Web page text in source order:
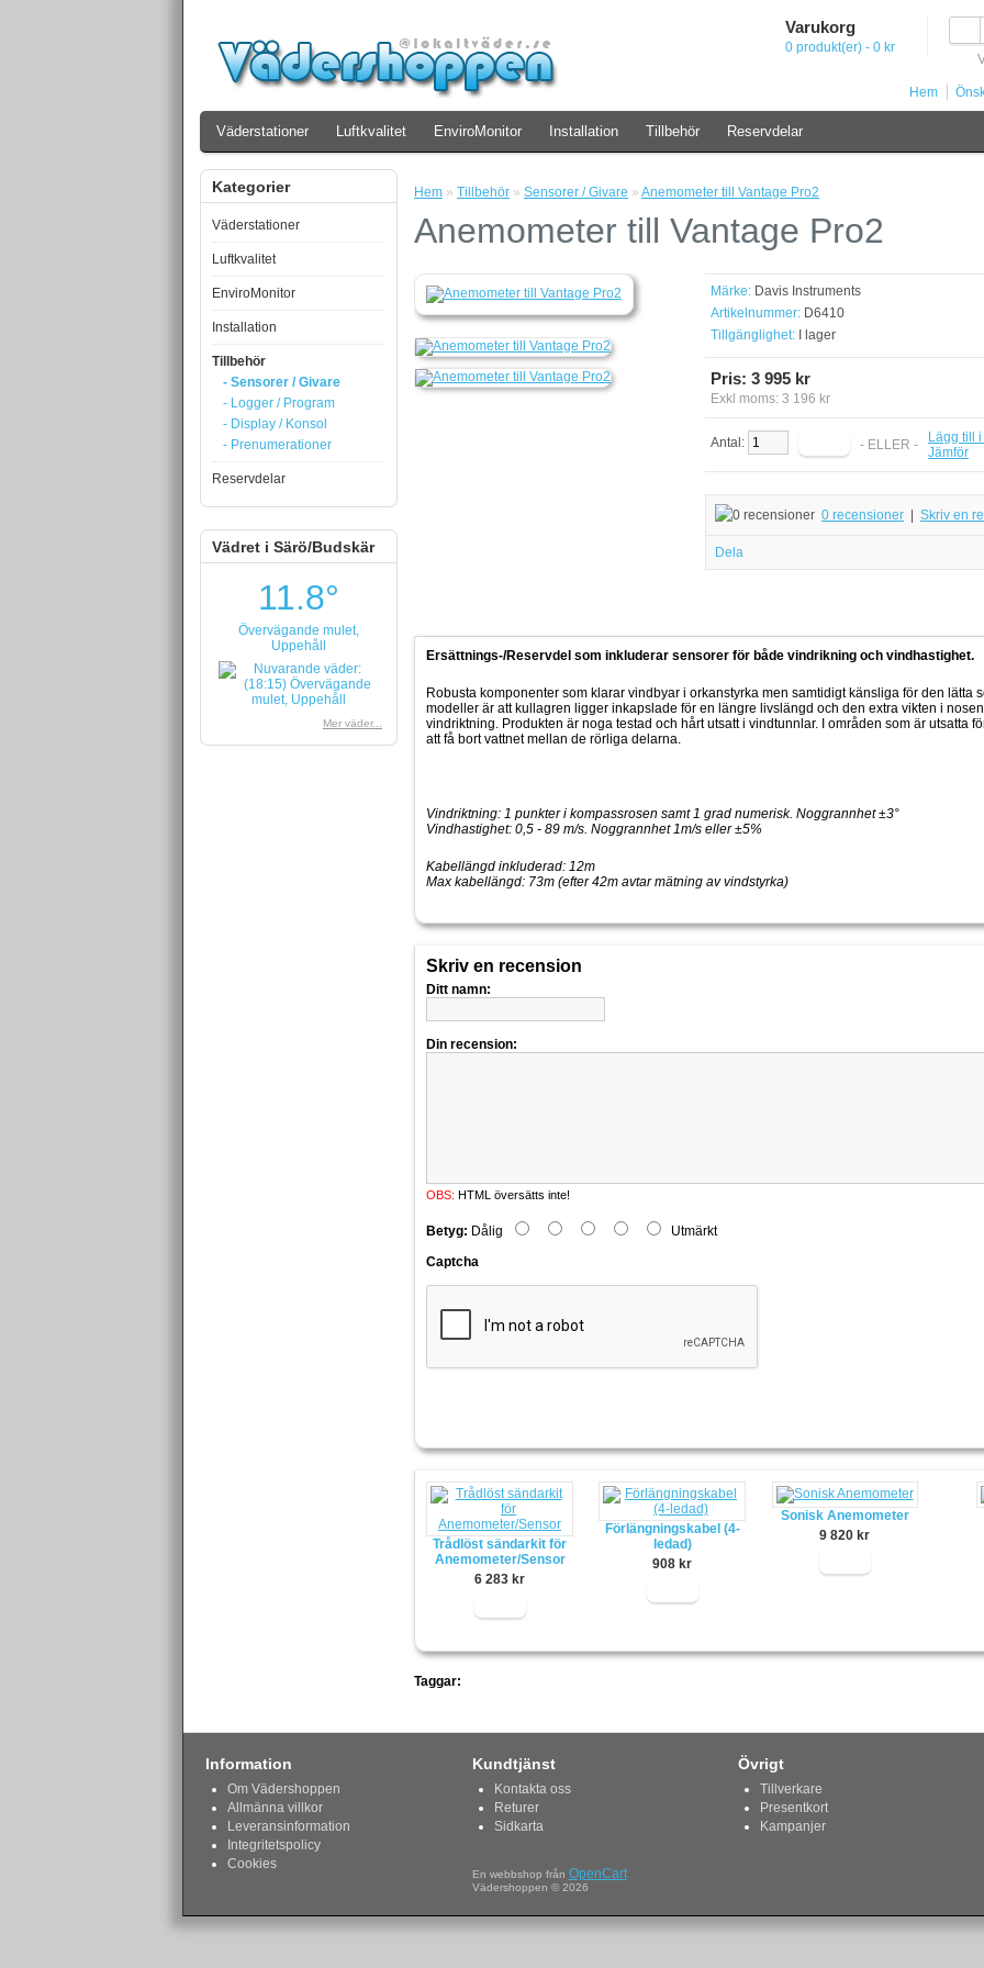
Varukorg
0 produkt(er) - 0 kr
Hem
Väderstationer Luftkvalitet EnviroMonitor Installation Tillbehör Reservdelar
Kategorier
Väderstationer
Luftkvalitet
EnviroMonitor
Installation
Tillbehör
- Sensorer / Givare
- Logger / Program
- Display / Konsol
- Prenumerationer
Reservdelar
Vädret i Särö/Budskär
11.8°
Övervägande mulet,
Uppehåll
Mer väder...
Hem » Tillbehör » Sensorer / Givare » Anemometer till Vantage Pro2
Anemometer till Vantage Pro2
Märke: Davis Instruments
Artikelnummer: D6410
Tillgänglighet: I lager
Pris: 3 995 kr
Exkl moms: 3 196 kr
Antal: - ELLER -
Lägg till
Jämför
0 recensioner Skriv en
Dela
Ersättnings-/Reservdel som inkluderar sensorer för både vindrikning och vindhastighet.
Robusta komponenter som klarar vindbyar i orkanstyrka men samtidigt känsliga för den lätta
modeller är att kullagren ligger inkapslade för en längre livslängd och den extra vikten i
vindriktning. Produkten är noga testad och hårt utsatt i vindtunnlar. I områden som är utsatta
att få bort vattnet mellan de rörliga delarna.
Vindriktning: 1 punkter i kompassrosen samt 1 grad numerisk. Noggrannhet ±3°
Vindhastighet: 0,5 - 89 m/s. Noggrannhet 1m/s eller ±5%
Kabellängd inkluderad: 12m
Max kabellängd: 73m (efter 42m avtar mätning av vindstyrka)
Skriv en recension
Ditt namn:
Din recension:
OBS: HTML översätts inte!
Betyg: Dålig
Utmärkt
Captcha
Trådlöst sändarkit för
Anemometer/Sensor
6 283 kr
Förlängningskabel (4-
ledad)
908 kr
Sonisk Anemometer
9 820 kr
Taggar:
Information
Om Vädershoppen
Allmänna villkor
Leveransinformation
Integritetspolicy
Cookies
Kundtjänst
Kontakta oss
Returer
Sidkarta
Övrigt
Tillverkare
Presentkort
Kampanjer
En webbshop från OpenCart
Vädershoppen © 2026